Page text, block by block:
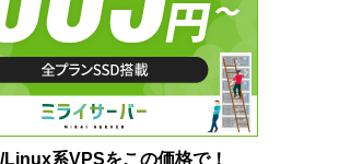
系VPSをこの価格で！